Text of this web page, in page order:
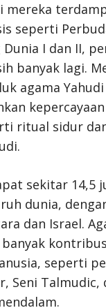
mereka
seperti
Dunia I dan II,
banyak lagi.
agama
ritual sidur
sekitar 14,5
dunia,
dan Israel.
seperti
Seni